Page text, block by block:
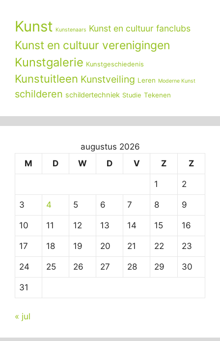
Kunst Kunstenaars Kunst en cultuur fanclubs
Kunst en cultuur verenigingen
Kunstgalerie Kunstgeschiedenis
Kunstuitleen Kunstveiling Leren Moderne Kunst
schilderen schildertechniek Studie Tekenen
augustus 2026
M
D W D V Z Z
1 2
3 4 5 6 7 8 9
10 11 12 13 14 15 16
17 18 19 20 21 22 23
24 25 26 27 28 29 30
31
« jul